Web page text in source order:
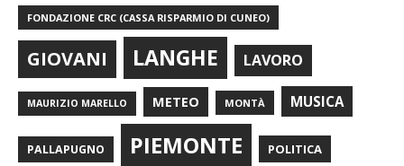
FONDAZIONE CRC (CASSA RISPARMIO DI CUNEO)
GIOVANI LANGHE LAVORO
MAURIZIO MARELLO METEO MONTÀ MUSICA
PALLAPUGNO PIEMONTE POLITICA